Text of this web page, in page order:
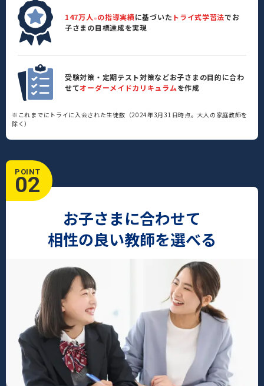
147万人 ※ の指導実績に基づいた トライ式学習法でお
子さまの目標達成を実現
受験対策・定期テスト対策などお子さまの目的に合わ
せてオーダーメイドカリキュラムを作成
※これまでにトライに入会された生徒数（2024年3月31日時点。大人の家庭教師を
除く）
POINT
02
お子さまに合わせて
相性の良い教師を選べる